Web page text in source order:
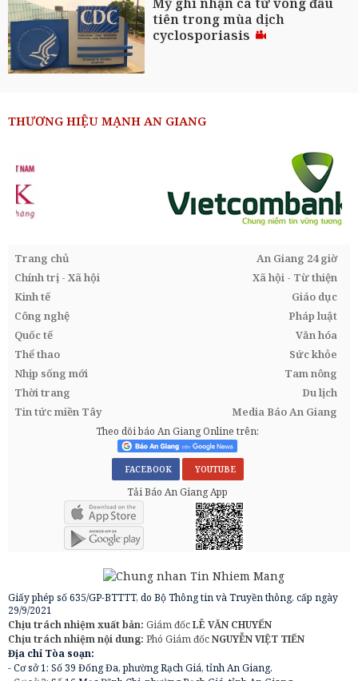
tiên trong mùa dịch
cyclosporiasis
THƯƠNG HIỆU MẠNH AN GIANG
Trang chủ
An Giang 24 giờ
Chính trị - Xã hội
Xã hội - Từ thiện
Kinh tế
Giáo dục
Công nghệ
Pháp luật
Quốc tế
Văn hóa
Thể thao
Sức khỏe
Nhịp sống mới
Tam nông
Thời trang
Du lịch
Tin tức miền Tây
Media Báo An Giang
Theo dõi báo An Giang Online trên:
FACEBOOK YOUTUBE
Tải Báo An Giang App
Giấy phép số 635/GP-BTTTT, do Bộ Thông tin và Truyền thông, cấp ngày
29/9/2021
Chịu trách nhiệm xuất bản: Giám đốcLÊ VĂN CHUYỂN
Chịu trách nhiệm nội dung: Phó Giám đốcNGUYỄN VIỆT TIẾN
Địa chỉ Tòa soạn:
- Cơ sở 1: Số 39 Đống Đa, phường Rạch Giá, tỉnh An Giang.